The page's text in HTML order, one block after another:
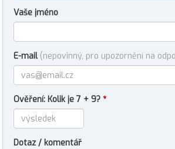
Vaše jméno
E-mail (nepovinný, pro upozornění na
Ověření: Kolik je 7 + 9? *
Dotaz / komentář